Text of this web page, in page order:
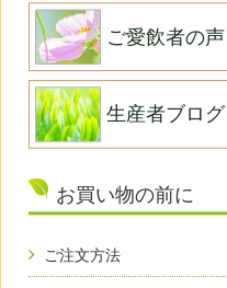
ご愛飲者の声
生産者ブログ
お買い物の前に
ご注文方法